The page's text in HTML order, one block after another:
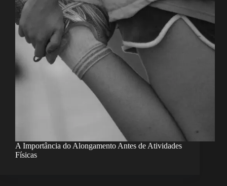
A Importância do Alongamento Antes de Atividades
Físicas